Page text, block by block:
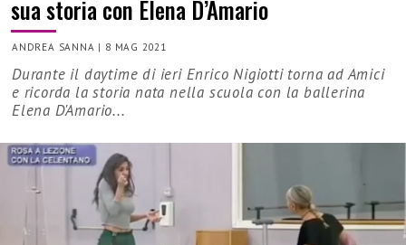
sua storia con Elena D’Amario
ANDREA SANNA | 8 MAG 2021
Durante il daytime di ieri Enrico Nigiotti torna ad Amici
e ricorda la storia nata nella scuola con la ballerina
Elena D'Amario...